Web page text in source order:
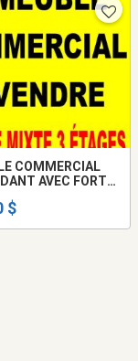
COMMERCIAL
AVEC FORT
$